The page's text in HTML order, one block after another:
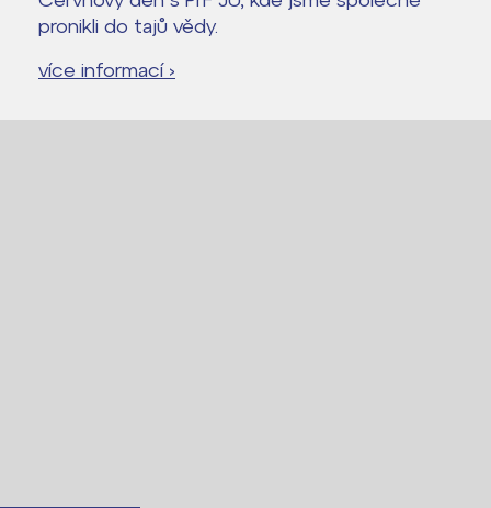
pronikli do tajů vědy.
více informací ›
Lidé často hledají
Proč se stát žákem ZŠ ČAG
Proč se stát studentem Gymnázia